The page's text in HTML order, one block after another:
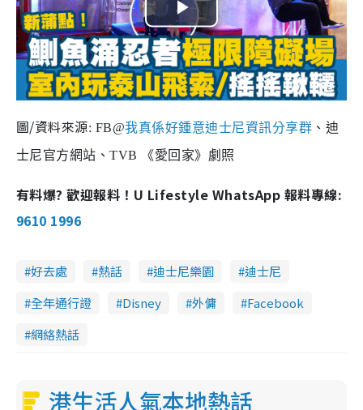
P
l
a
y
i
e
o
圖/資料來源: FB@我真係好鍾意迪士尼資訊分享群 、迪
士尼官方網站、TVB 《愛回家》劇照
有料爆? 歡迎報料！U Lifestyle WhatsApp 報料專線:
9610 1996
好去處 熱話 迪士尼樂園
迪士尼
全年通行證
Disney 外傭
Facebook
網絡熱話
港生活人氣本地熱話